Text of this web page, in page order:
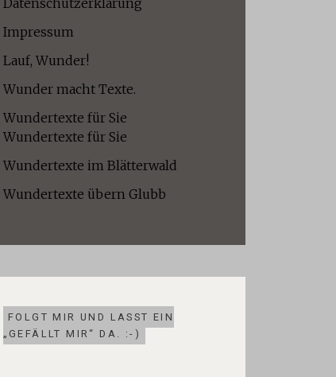
Datenschutzerklärung
Impressum
Lauf, Wunder!
Wunder macht Texte.
Wundertexte für Sie
Wundertexte für Sie
Wundertexte im Blätterwald
Wundertexte übern Glubb
FOLGT MIR UND LASST EIN
„GEFÄLLT MIR“ DA. :-)